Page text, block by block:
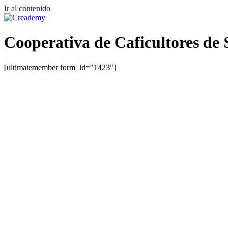
Ir al contenido
Cooperativa de Caficultores de
[ultimatemember form_id="1423"]